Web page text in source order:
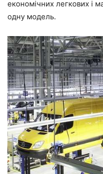
економічних легкових і
одну модель.